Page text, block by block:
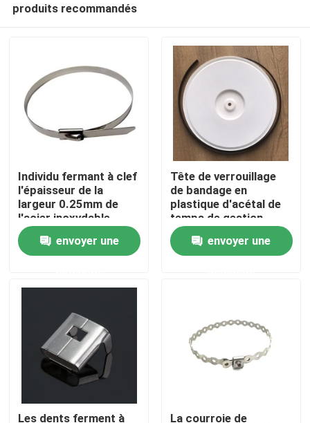
Aperçu
Produits
Vidéos
Visite d'usine
Contrôle de la qualité
produits recommandés
Individu fermant à clef
l'épaisseur de la
largeur 0.25mm de
l'acier inoxydable
7.9mm des serres-
câble 316 de
fermeture éclair
envoyer une
Tête de verrouillage
de bandage en
plastique d'acétal de
temps de gestion
résistante de serre-
câble
envoyer une
Les dents ferment à
La courroie de